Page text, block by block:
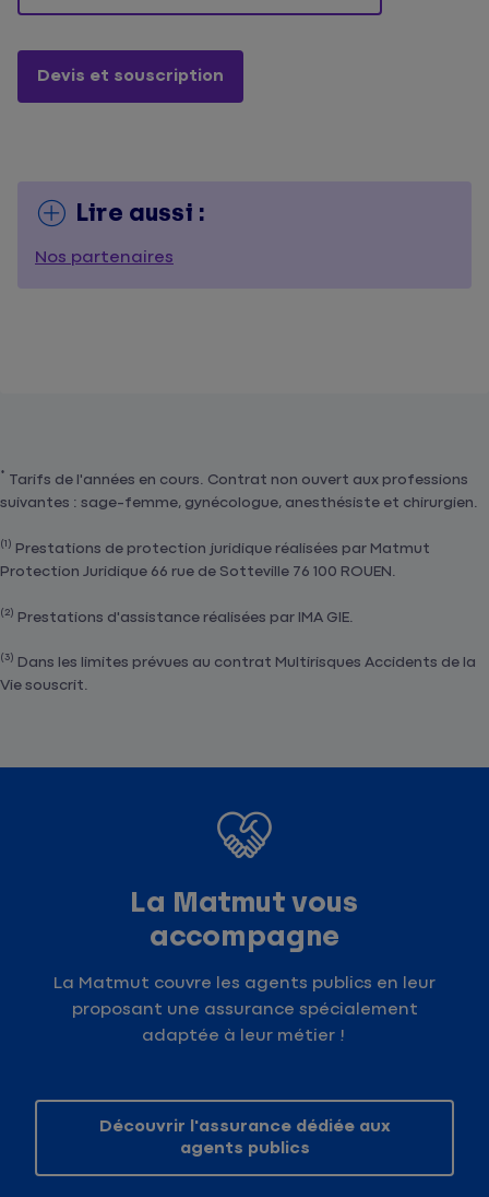
Devis et souscription
Lire aussi :
Nos partenaires
* Tarifs de l'années en cours. Contrat non ouvert aux professions
suivantes : sage-femme, gynécologue, anesthésiste et chirurgien.
(1) Prestations de protection juridique réalisées par Matmut
Protection Juridique 66 rue de Sotteville 76 100 ROUEN.
(2) Prestations d'assistance réalisées par IMA GIE.
(3) Dans les limites prévues au contrat Multirisques Accidents de la
Vie souscrit.
La Matmut vous
accompagne
La Matmut couvre les agents publics en leur
proposant une assurance spécialement
adaptée à leur métier !
Découvrir l'assurance dédiée aux
agents publics